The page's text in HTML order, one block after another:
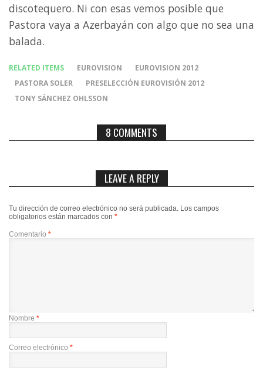
discotequero. Ni con esas vemos posible que
Pastora vaya a Azerbayán con algo que no sea una
balada.
RELATED ITEMS EUROVISION
EUROVISION 2012
PASTORA SOLER
PRESELECCIÓN EUROVISIÓN 2012
TONY SÁNCHEZ OHLSSON
8 COMMENTS
LEAVE A REPLY
Tu dirección de correo electrónico no será publicada. Los campos
obligatorios están marcados con *
Comentario *
Nombre *
Correo electrónico *